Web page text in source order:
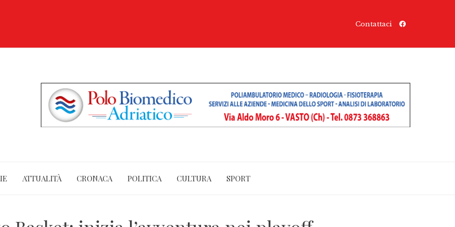
Contattaci
ATTUALITÀ CRONACA POLITICA CULTURA SPORT